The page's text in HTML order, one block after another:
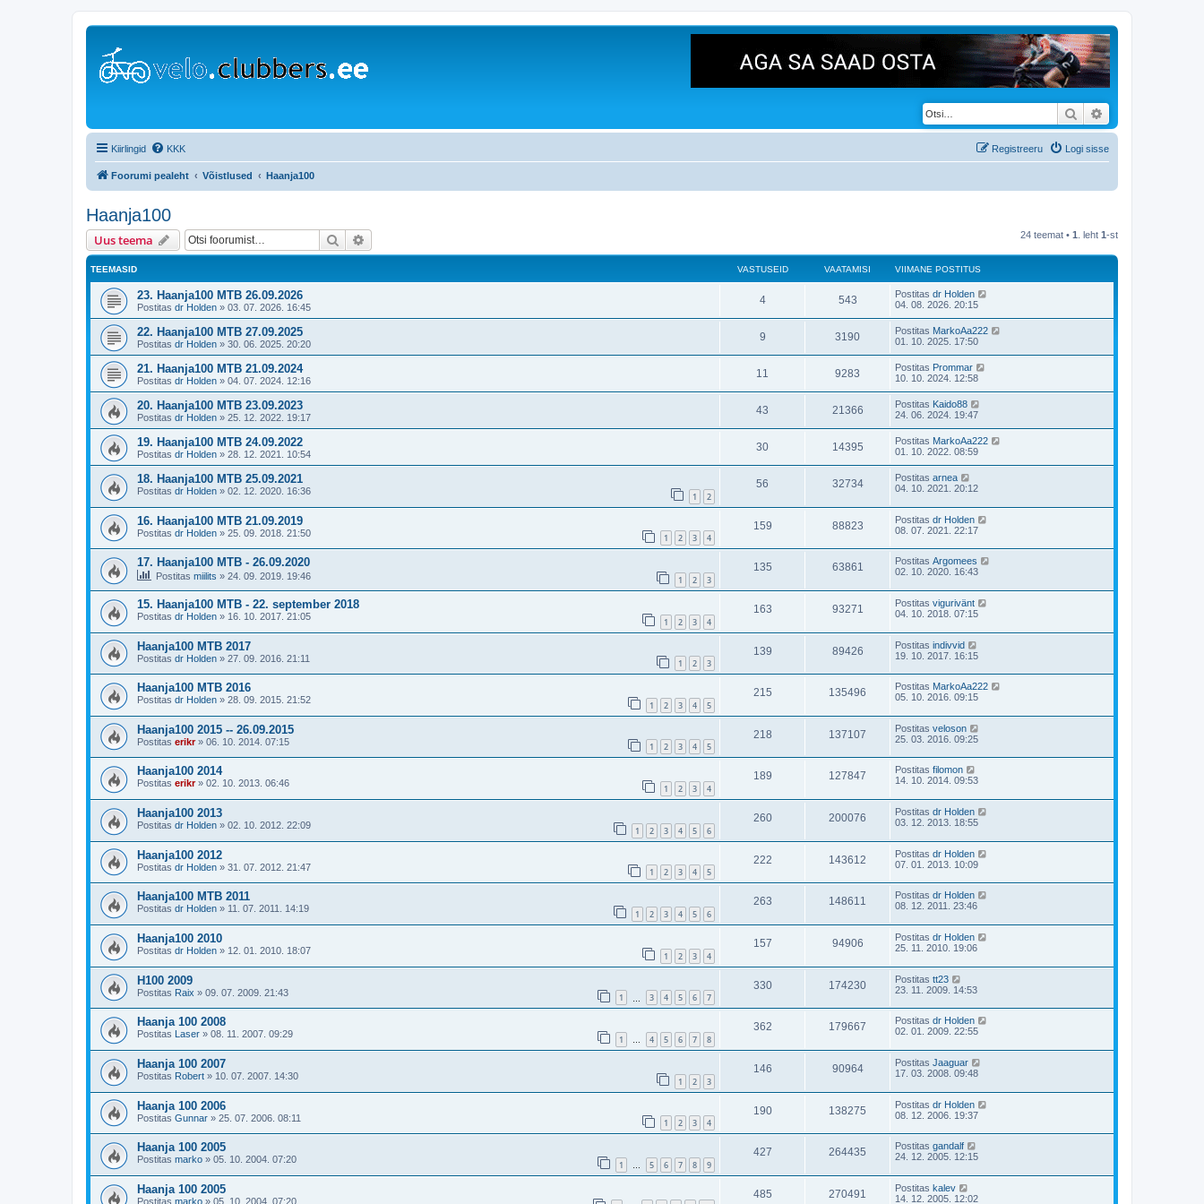
Otsi
Kiirlingid KKK Logi sisse
Registreeru
Foorumi pealeht Võistlused Haanja100
Haanja100
Uus teema Otsi 24 teemat • 1 . leht 1-st
TEEMASID VASTUSEID VAATAMISI VIIMANE POSTITUS
23. Haanja100 MTB 26.09.2026
Postitas dr Holden » 03. 07. 2026. 16:45
4 543 Postitas dr Holden
04. 08. 2026. 20:15
22. Haanja100 MTB 27.09.2025
Postitas dr Holden » 30. 06. 2025. 20:20
9 3190 Postitas MarkoAa222
01. 10. 2025. 17:50
21. Haanja100 MTB 21.09.2024
Postitas dr Holden » 04. 07. 2024. 12:16
11 9283 Postitas Prommar
10. 10. 2024. 12:58
20. Haanja100 MTB 23.09.2023
Postitas dr Holden » 25. 12. 2022. 19:17
43 21366 Postitas Kaido88
24. 06. 2024. 19:47
19. Haanja100 MTB 24.09.2022
Postitas dr Holden » 28. 12. 2021. 10:54
30 14395 Postitas MarkoAa222
01. 10. 2022. 08:59
18. Haanja100 MTB 25.09.2021
Postitas dr Holden » 02. 12. 2020. 16:36 1 2
56 32734 Postitas arnea
04. 10. 2021. 20:12
16. Haanja100 MTB 21.09.2019
Postitas dr Holden » 25. 09. 2018. 21:50 1 2 3 4
159 88823 Postitas dr Holden
08. 07. 2021. 22:17
17. Haanja100 MTB - 26.09.2020
Postitas miilits » 24. 09. 2019. 19:46 1 2 3
135 63861 Postitas Argomees
02. 10. 2020. 16:43
15. Haanja100 MTB - 22. september 2018
Postitas dr Holden » 16. 10. 2017. 21:05 1 2 3 4
163 93271 Postitas vigurivänt
04. 10. 2018. 07:15
Haanja100 MTB 2017
Postitas dr Holden » 27. 09. 2016. 21:11 1 2 3
139 89426 Postitas indivvid
19. 10. 2017. 16:15
Haanja100 MTB 2016
Postitas dr Holden » 28. 09. 2015. 21:52 1 2 3 4 5
215 135496 Postitas MarkoAa222
05. 10. 2016. 09:15
Haanja100 2015 -- 26.09.2015
Postitas erikr» 06. 10. 2014. 07:15 1 2 3 4 5
218 137107 Postitas veloson
25. 03. 2016. 09:25
Haanja100 2014
Postitas erikr» 02. 10. 2013. 06:46 1 2 3 4
189 127847 Postitas filomon
14. 10. 2014. 09:53
Haanja100 2013
Postitas dr Holden » 02. 10. 2012. 22:09 1 2 3 4 5 6
260 200076 Postitas dr Holden
03. 12. 2013. 18:55
Haanja100 2012
Postitas dr Holden » 31. 07. 2012. 21:47 1 2 3 4 5
222 143612 Postitas dr Holden
07. 01. 2013. 10:09
Haanja100 MTB 2011
Postitas dr Holden » 11. 07. 2011. 14:19 1 2 3 4 5 6
263 148611 Postitas dr Holden
08. 12. 2011. 23:46
Haanja100 2010
Postitas dr Holden » 12. 01. 2010. 18:07 1 2 3 4
157 94906 Postitas dr Holden
25. 11. 2010. 19:06
H100 2009
Postitas Raix » 09. 07. 2009. 21:43 1 3 4 5 6 7
330 174230 Postitas tt23
23. 11. 2009. 14:53
Haanja 100 2008
Postitas Laser » 08. 11. 2007. 09:29 1 … 4 5 6 7 8
362 179667 Postitas dr Holden
02. 01. 2009. 22:55
Haanja 100 2007
Postitas Robert » 10. 07. 2007. 14:30 1 2 3
146 90964 Postitas Jaaguar
17. 03. 2008. 09:48
Haanja 100 2006
Postitas Gunnar » 25. 07. 2006. 08:11 1 2 3 4
190 138275 Postitas dr Holden
08. 12. 2006. 19:37
Haanja 100 2005
Postitas marko » 05. 10. 2004. 07:20 1 … 5 6 7 8 9
427 264435 Postitas gandalf
24. 12. 2005. 12:15
Haanja 100 2005
Postitas marko » 05. 10. 2004. 07:20
485 270491 Postitas kalev
14. 12. 2005. 12:02